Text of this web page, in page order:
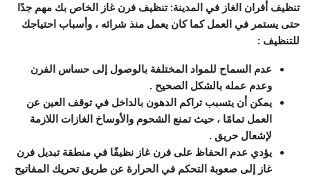
تنظيف أفران الغاز في المدينة: تنظيف فرن غاز الخاص بك مهم جدًا
حتى يستمر في العمل كما كان يعمل منذ شرائه ، وأسباب احتياجك
للتنظيف :
عدم السماح للمواد المختلفة بالوصول إلى حساس الفرن
وعدم عمله بالشكل الصحيح .
يمكن أن يتسبب تراكم الدهون بالداخل في توقف العين عن
العمل تمامًا ، حيث تمنع الشحوم والأوساخ الغازات اللازمة
لإشعال حريق .
يؤدي عدم الحفاظ على فرن غاز نظيفًا في منطقة تبديل فرن
غاز إلى صعوبة التحكم في الحرارة عن طريق تحريك المفاتيح